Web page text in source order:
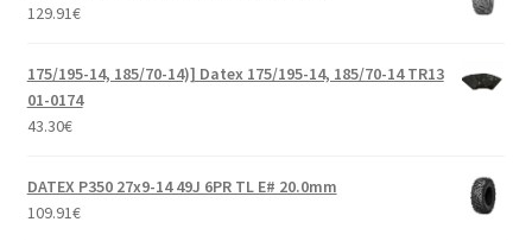
129.91€
175/195-14, 185/70-14)] Datex 175/195-14, 185/70-14 TR13
01-0174
43.30€
DATEX P350 27x9-14 49J 6PR TL E# 20.0mm
109.91€